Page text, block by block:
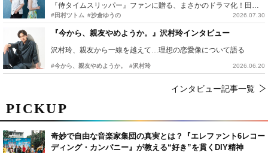
PICKUP
奇妙で自由な音楽家集団の真実とは？『エレファント6レコー
ディング・カンパニー』が教える“好き”を貫くDIY精神
#田村ツトム #沙倉ゆうの 2026.07.30
『今から、親友やめようか。』沢村玲インタビュー
沢村玲、親友から一線を越えて…理想の恋愛像について語る
#今から、親友やめようか。 #沢村玲 2026.06.20
インタビュー記事一覧